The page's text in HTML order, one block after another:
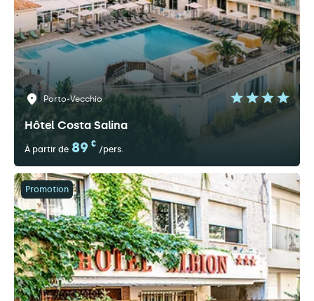
Porto-Vecchio
Hôtel Costa Salina
À partir de 89 €
/pers.
Promotion